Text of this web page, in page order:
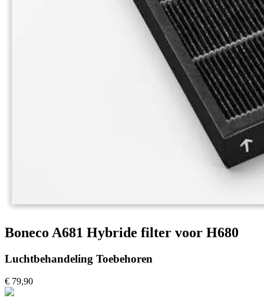
Boneco A681 Hybride filter voor H680
Luchtbehandeling Toebehoren
€ 79,90